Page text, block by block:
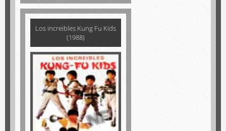
Los increibles Kung Fu Kids
(1988)